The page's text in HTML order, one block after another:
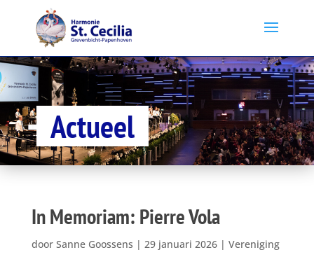
Actueel
In Memoriam: Pierre Vola
door Sanne Goossens | 29 januari 2026| Vereniging